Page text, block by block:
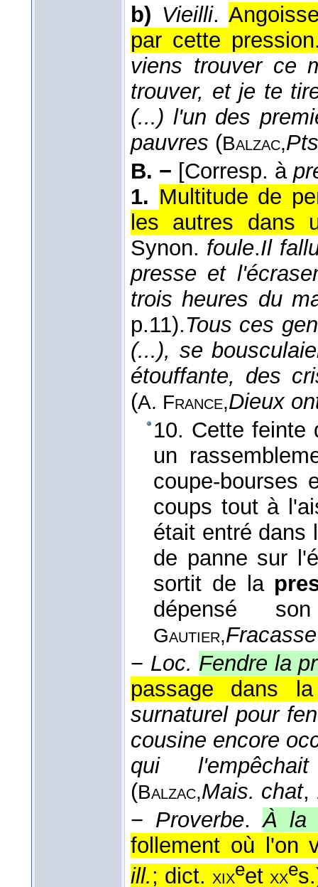
b) Vieilli.
par cette
viens trouver ce
trouver, et je te
(...) l'un des
pauvres (Balzac,
B. − [Corresp. à
1. Multitude de
les autres dans
Synon. foule.Il
presse et
trois heures du
p.11).Tous ces
(...), se
étouffante, des
(A. France,Dieux
10. Cette feinte
un
coupe-bourses
coups tout à
était entré dans
de panne sur
sortit de la
dépensé
Gautier,Fracasse
− Loc. Fendre la
passage dans
surnaturel pour
cousine encore
qui
(Balzac,Mais. chat,
− Proverbe. À la
follement où l'on
ill.; dict. xixeet xxes.